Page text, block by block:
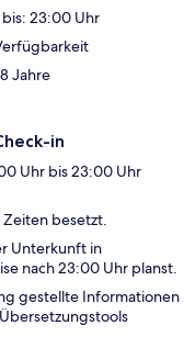
23:00 Uhr
Jahre
in
Uhr bis 23:00 Uhr
Zeiten besetzt.
Unterkunft in
nach 23:00 Uhr planst.
gestellte Informationen